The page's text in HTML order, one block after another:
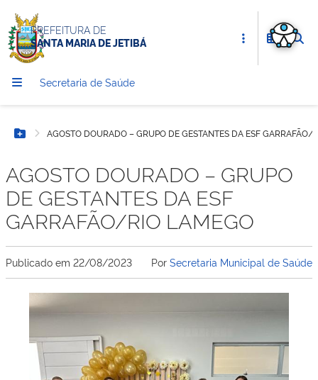
PREFEITURA DE
SANTA MARIA DE JETIBÁ
Secretaria de Saúde
Botão Menu
AGOSTO DOURADO – GRUPO DE GESTANTES DA ESF GARRAFÃO/
AGOSTO DOURADO – GRUPO
DE GESTANTES DA ESF
GARRAFÃO/RIO LAMEGO
Publicado em 22/08/2023 Por Secretaria Municipal de Saúde